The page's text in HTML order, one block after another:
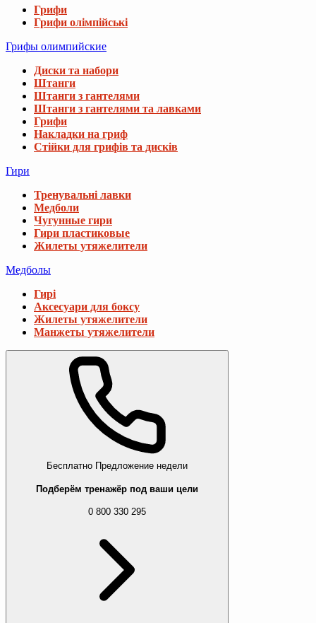
Грифи
Грифи олімпійські
Грифы олимпийские
Диски та набори
Штанги
Штанги з гантелями
Штанги з гантелями та лавками
Грифи
Накладки на гриф
Стійки для грифів та дисків
Гири
Тренувальні лавки
Медболи
Чугунные гири
Гири пластиковые
Жилеты утяжелители
Медболы
Гирі
Аксесуари для боксу
Жилеты утяжелители
Манжеты утяжелители
Бесплатно Предложение недели
Подберём тренажёр под ваши цели
0 800 330 295